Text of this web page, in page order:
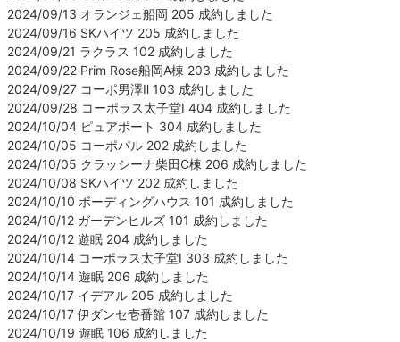
2024/09/13 オランジェ船岡 205 成約しました
2024/09/16 SKハイツ 205 成約しました
2024/09/21 ラクラス 102 成約しました
2024/09/22 Prim Rose船岡A棟 203 成約しました
2024/09/27 コーポ男澤Ⅱ 103 成約しました
2024/09/28 コーポラス太子堂Ⅰ 404 成約しました
2024/10/04 ピュアポート 304 成約しました
2024/10/05 コーポパル 202 成約しました
2024/10/05 クラッシーナ柴田C棟 206 成約しました
2024/10/08 SKハイツ 202 成約しました
2024/10/10 ボーディングハウス 101 成約しました
2024/10/12 ガーデンヒルズ 101 成約しました
2024/10/12 遊眠 204 成約しました
2024/10/14 コーポラス太子堂Ⅰ 303 成約しました
2024/10/14 遊眠 206 成約しました
2024/10/17 イデアル 205 成約しました
2024/10/17 伊ダンセ壱番館 107 成約しました
2024/10/19 遊眠 106 成約しました